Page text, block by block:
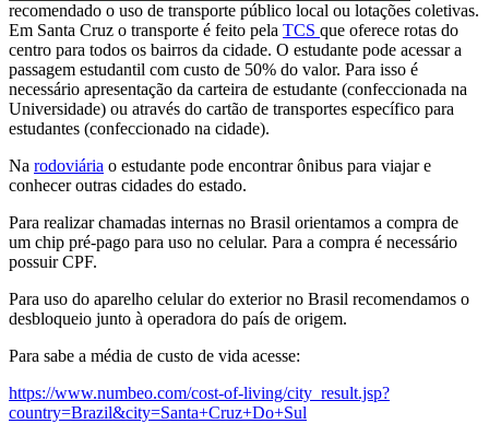
recomendado o uso de transporte público local ou lotações coletivas.
Em Santa Cruz o transporte é feito pela TCS que oferece rotas do
centro para todos os bairros da cidade. O estudante pode acessar a
passagem estudantil com custo de 50% do valor. Para isso é
necessário apresentação da carteira de estudante (confeccionada na
Universidade) ou através do cartão de transportes específico para
estudantes (confeccionado na cidade).
Na rodoviária o estudante pode encontrar ônibus para viajar e
conhecer outras cidades do estado.
Para realizar chamadas internas no Brasil orientamos a compra de
um chip pré-pago para uso no celular. Para a compra é necessário
possuir CPF.
Para uso do aparelho celular do exterior no Brasil recomendamos o
desbloqueio junto à operadora do país de origem.
Para sabe a média de custo de vida acesse:
https://www.numbeo.com/cost-of-living/city_result.jsp?
country=Brazil&city=Santa+Cruz+Do+Sul